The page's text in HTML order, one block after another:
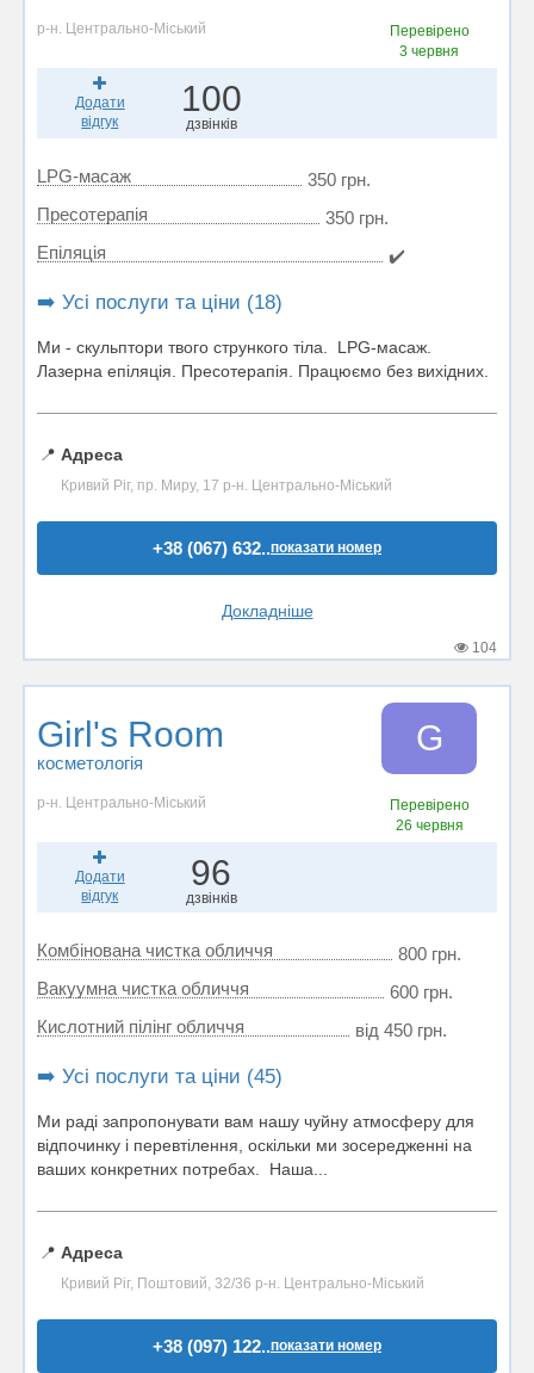
р-н. Центрально-Міський
Перевірено
3 червня
Додати
відгук
100
дзвінків
LPG-масаж
350 грн.
Пресотерапія
350 грн.
Епіляція
✔️
➡️ Усі послуги та ціни (18)
Ми - скульптори твого стрункого тіла. LPG-масаж.
Лазерна епіляція. Пресотерапія. Працюємо без вихідних.
📍 Адреса
Кривий Ріг, пр. Миру, 17 р-н. Центрально-Міський
+38 (067) 632..показати номер
Докладніше
104
Girl's Room
косметологія
G
р-н. Центрально-Міський
Перевірено
26 червня
Додати
відгук
96
дзвінків
Комбінована чистка обличчя
800 грн.
Вакуумна чистка обличчя
600 грн.
Кислотний пілінг обличчя
від 450 грн.
➡️ Усі послуги та ціни (45)
Ми раді запропонувати вам нашу чуйну атмосферу для
відпочинку і перевтілення, оскільки ми зосередженні на
ваших конкретних потребах. Наша...
📍 Адреса
Кривий Ріг, Поштовий, 32/36 р-н. Центрально-Міський
+38 (097) 122..показати номер